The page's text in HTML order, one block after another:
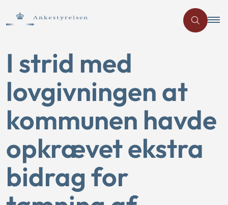
I strid med
lovgivningen at
kommunen havde
opkrævet ekstra
bidrag for